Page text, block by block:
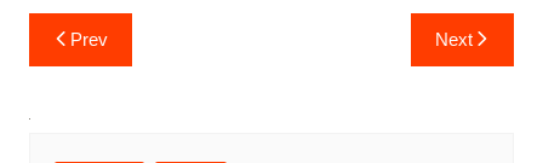
Post
navigation
Prev Next